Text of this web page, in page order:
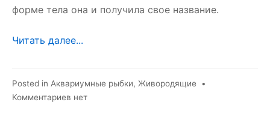
форме тела она и получила свое название.
Читать далее...
Posted in Аквариумные рыбки, Живородящие •
Комментариев кнет